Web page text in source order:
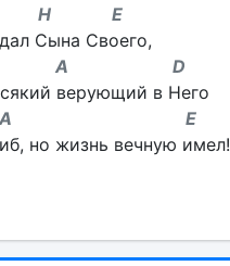
E
Сына Своего,
D
верующий в Него
E
но жизнь вечную имел!